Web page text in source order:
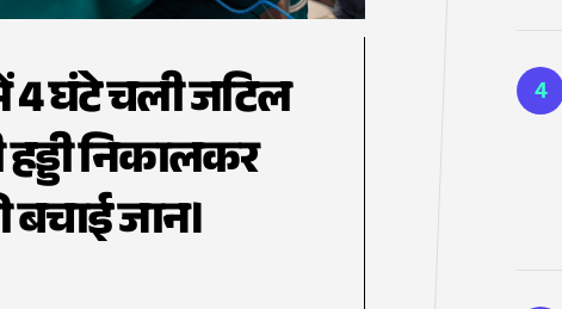
4 घंटे चली जटिल
हड्डी निकालकर
बचाई जान।
4